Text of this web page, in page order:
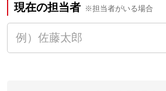
現在の担当者 ※担当者がいる場合